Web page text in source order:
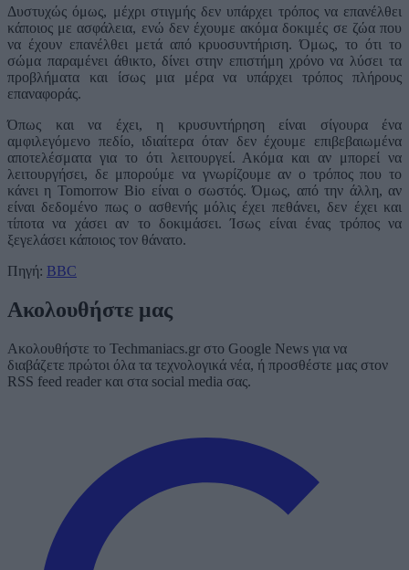
Δυστυχώς όμως, μέχρι στιγμής δεν υπάρχει τρόπος να επανέλθει
κάποιος με ασφάλεια, ενώ δεν έχουμε ακόμα δοκιμές σε ζώα που
να έχουν επανέλθει μετά από κρυοσυντήριση. Όμως, το ότι το
σώμα παραμένει άθικτο, δίνει στην επιστήμη χρόνο να λύσει τα
προβλήματα και ίσως μια μέρα να υπάρχει τρόπος πλήρους
επαναφοράς.
Όπως και να έχει, η κρυσυντήρηση είναι σίγουρα ένα
αμφιλεγόμενο πεδίο, ιδιαίτερα όταν δεν έχουμε επιβεβαιωμένα
αποτελέσματα για το ότι λειτουργεί. Ακόμα και αν μπορεί να
λειτουργήσει, δε μπορούμε να γνωρίζουμε αν ο τρόπος που το
κάνει η Tomorrow Bio είναι ο σωστός. Όμως, από την άλλη, αν
είναι δεδομένο πως ο ασθενής μόλις έχει πεθάνει, δεν έχει και
τίποτα να χάσει αν το δοκιμάσει. Ίσως είναι ένας τρόπος να
ξεγελάσει κάποιος τον θάνατο.
Πηγή: BBC
Ακολουθήστε μας
Ακολουθήστε το Techmaniacs.gr στο Google News για να
διαβάζετε πρώτοι όλα τα τεχνολογικά νέα, ή προσθέστε μας στον
RSS feed reader και στα social media σας.